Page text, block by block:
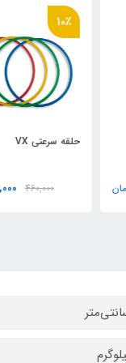
حلقه سرعتي VX
460,000
10٪